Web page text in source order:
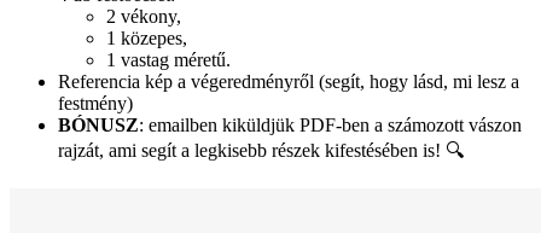
2 vékony,
1 közepes,
1 vastag méretű.
Referencia kép a végeredményről (segít, hogy lásd, mi lesz a
festmény)
BÓNUSZ: emailben kiküldjük PDF-ben a számozott vászon
rajzát, ami segít a legkisebb részek kifestésében is! 🔍